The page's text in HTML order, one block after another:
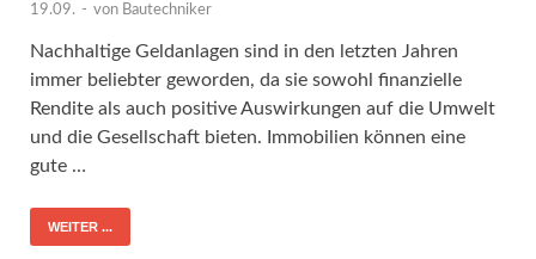
19.09. - von Bautechniker
Nachhaltige Geldanlagen sind in den letzten Jahren
immer beliebter geworden, da sie sowohl finanzielle
Rendite als auch positive Auswirkungen auf die Umwelt
und die Gesellschaft bieten. Immobilien können eine
gute …
WEITER ...